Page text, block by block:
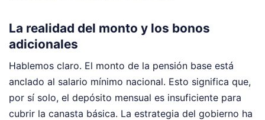
La realidad del monto y los bonos
adicionales
Hablemos claro. El monto de la pensión base está
anclado al salario mínimo nacional. Esto significa que,
por sí solo, el depósito mensual es insuficiente para
cubrir la canasta básica. La estrategia del gobierno ha